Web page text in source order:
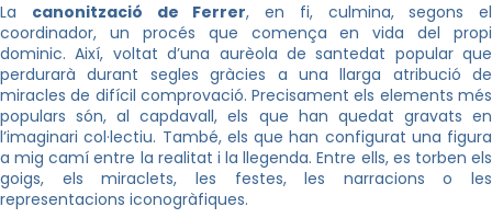
La canonització de Ferrer, en fi, culmina, segons el
coordinador, un procés que comença en vida del propi
dominic. Així, voltat d’una aurèola de santedat popular que
perdurarà durant segles gràcies a una llarga atribució de
miracles de difícil comprovació. Precisament els elements més
populars són, al capdavall, els que han quedat gravats en
l’imaginari col·lectiu. També, els que han configurat una figura
a mig camí entre la realitat i la llegenda. Entre ells, es torben els
goigs, els miraclets, les festes, les narracions o les
representacions iconogràfiques.